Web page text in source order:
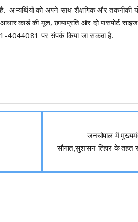
को अपने साथ शैक्षणिक और तकनीकी
कार्ड की मूल, छायाप्रति और दो पासपोर्ट
4044081 पर संपर्क किया जा सकता है.
जनचौपाल में
सौगात,सुशासन तिहार के तहत